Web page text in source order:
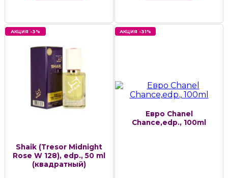
АКЦИЯ -3%
Shaik (Tresor Midnight
Rose W 128), edp., 50 ml
(квадратный)
АКЦИЯ -31%
Евро Chanel
Chance,edp., 100ml